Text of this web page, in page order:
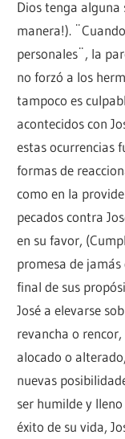
Dios tenga alguna
manera!).
personales¨, la
no forzó a los
tampoco es
acontecidos con
estas ocurrencias
formas de
como en la
pecados contra
en su favor,
promesa de
final de sus
José a elevarse
revancha o
alocado o
nuevas
ser humilde y
éxito de su vida,